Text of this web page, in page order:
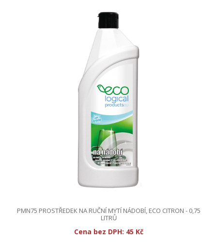
PMN75 PROSTŘEDEK NA RUČNÍ MYTÍ NÁDOBÍ, ECO CITRON - 0,75
LITRŮ
Cena bez DPH: 45 Kč